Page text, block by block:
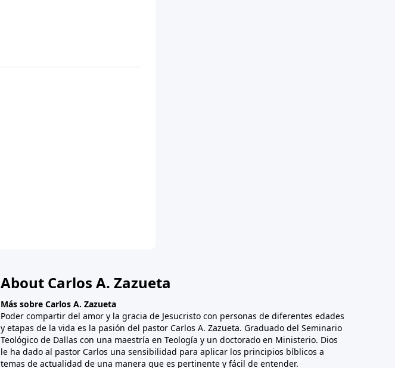
About Carlos A. Zazueta
Más sobre Carlos A. Zazueta
Poder compartir del amor y la gracia de Jesucristo con personas de diferentes edades
y etapas de la vida es la pasión del pastor Carlos A. Zazueta. Graduado del Seminario
Teológico de Dallas con una maestría en Teología y un doctorado en Ministerio. Dios
le ha dado al pastor Carlos una sensibilidad para aplicar los principios bíblicos a
temas de actualidad de una manera que es pertinente y fácil de entender.